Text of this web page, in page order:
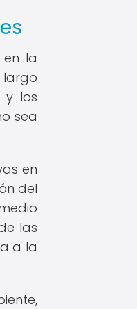
en la
y los
sea
en
del
las
a la